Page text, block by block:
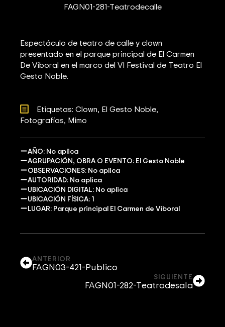
FAGN01-281-Teatrodecalle
Espectáculo de teatro de calle y clown
presentado en el parque principal de El Carmen
De Viboral en el marco del VI Festival de Teatro El
Gesto Noble.
Etiquetas: Clown El Gesto Noble
Fotografías Mimo
AÑO: No aplica
AGRUPACIÓN, OBRA O EVENTO: El Gesto Noble
OBSERVACIONES: No aplica
AUTORIDAD: No aplica
UBICACIÓN DIGITAL: No aplica
UBICACIÓN FÍSICA: 1
LUGAR: Parque principal El Carmen de Viboral
ANTERIOR
FAGN03-421-Publico
SIGUIENTE
FAGN01-282-Teatrodesala